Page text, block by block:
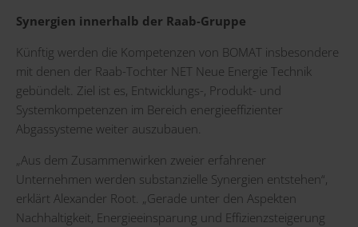
Synergien innerhalb der Raab-Gruppe
Künftig werden die Kompetenzen von BOMAT insbesondere
mit denen der Raab-Tochter NET Neue Energie Technik
gebündelt. Ziel ist es, Entwicklungs-, Produkt- und
Systemkompetenzen im Bereich energieeffizienter
Abgassysteme weiter auszubauen.
„Aus dem Zusammenwirken zweier erfahrener
Unternehmen werden substanzielle Synergien entstehen“,
erklärt Alexander Root. „Gerade unter den Aspekten
Nachhaltigkeit, Energieeinsparung und Effizienzsteigerung